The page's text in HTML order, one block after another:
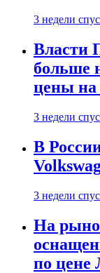
3 недели
Власти
больше
цены на
3 недели
В
3 недели
На
по цене